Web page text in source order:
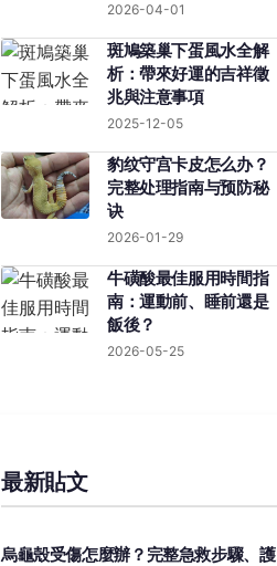
2026-04-01
斑鳩築巢下蛋風水全解
析：帶來好運的吉祥徵
兆與注意事項
2025-12-05
豹纹守宫卡皮怎么办？
完整处理指南与预防秘
诀
2026-01-29
牛磺酸最佳服用時間指
南：運動前、睡前還是
飯後？
2026-05-25
最新貼文
烏龜殼受傷怎麼辦？完整急救步驟、護